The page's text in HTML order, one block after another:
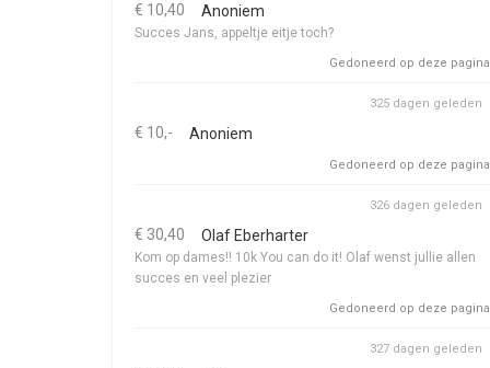
€ 10,40 Anoniem
Succes Jans, appeltje eitje toch?
Gedoneerd op deze pagina
€ 10,- Anoniem
325 dagen geleden
Gedoneerd op deze pagina
€ 30,40 Olaf Eberharter
Kom op dames!! 10k You can do it! Olaf wenst jullie allen
succes en veel plezier
326 dagen geleden
Gedoneerd op deze pagina
327 dagen geleden